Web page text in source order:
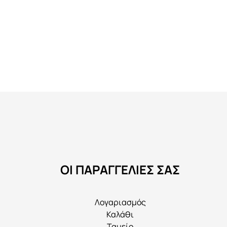
ΟΙ ΠΑΡΑΓΓΕΛΙΕΣ ΣΑΣ
Λογαριασμός
Καλάθι